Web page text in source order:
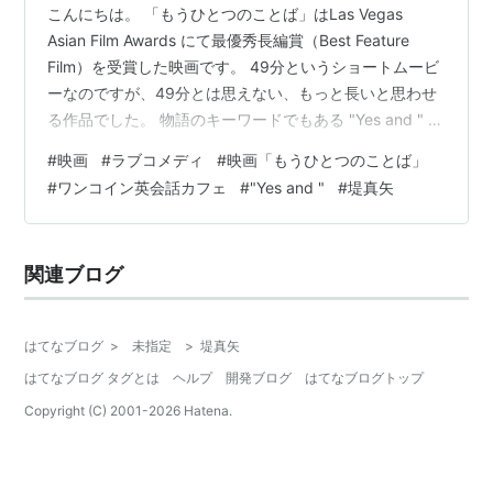
こんにちは。 「もうひとつのことば」はLas Vegas
Asian Film Awards にて最優秀長編賞（Best Feature
Film）を受賞した映画です。 49分というショートムービ
ーなのですが、49分とは思えない、もっと長いと思わせ
る作品でした。 物語のキーワードでもある "Yes and " 状
なり、会社勤めはリモートワークに、自粛自粛で失業や
廃業、先の見えない不安だらけの生活の中でちょっとし
た息抜きを見つけて楽しむ。Z世代ってこういう感覚で生
意気投合し、ゲーム感覚で楽し…
#映画 #ラブコメディ #映画「もうひとつのことば」
#ワンコイン英会話カフェ #"Yes and " #堤真矢
関連ブログ
はてなブログ > 未指定 > 堤真矢
はてなブログ タグとは
ヘルプ 開発ブログ
はてなブログトップ
Copyright (C) 2001-2026 Hatena.